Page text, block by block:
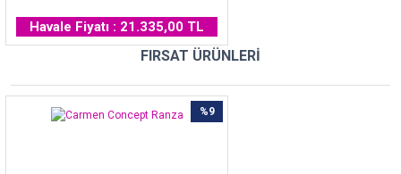
Havale Fiyatı : 21.335,00 TL
FIRSAT ÜRÜNLERİ
%9